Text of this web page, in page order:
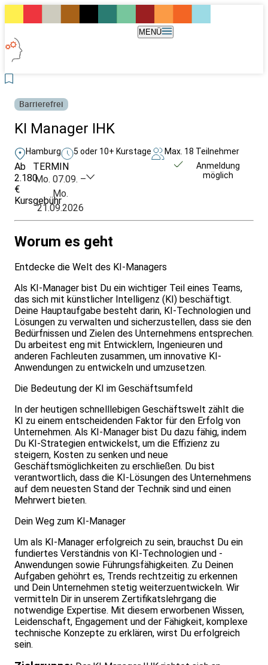
MENÜ
Barrierefrei
KI Manager IHK
Hamburg 5 oder 10+ Kurstage Max. 18 Teilnehmer
Ab
2.180
€
Kursgebühr
TERMIN
Mo. 07.09. –
Mo.
21.09.2026
Anmeldung
möglich
Worum es geht
Entdecke die Welt des KI-Managers
Als KI-Manager bist Du ein wichtiger Teil eines Teams,
das sich mit künstlicher Intelligenz (KI) beschäftigt.
Deine Hauptaufgabe besteht darin, KI-Technologien und
Lösungen zu verwalten und sicherzustellen, dass sie den
Bedürfnissen und Zielen des Unternehmens entsprechen.
Du arbeitest eng mit Entwicklern, Ingenieuren und
anderen Fachleuten zusammen, um innovative KI-
Anwendungen zu entwickeln und umzusetzen.
Die Bedeutung der KI im Geschäftsumfeld
In der heutigen schnelllebigen Geschäftswelt zählt die
KI zu einem entscheidenden Faktor für den Erfolg von
Unternehmen. Als KI-Manager bist Du dazu fähig, indem
Du KI-Strategien entwickelst, um die Effizienz zu
steigern, Kosten zu senken und neue
Geschäftsmöglichkeiten zu erschließen. Du bist
verantwortlich, dass die KI-Lösungen des Unternehmens
auf dem neuesten Stand der Technik sind und einen
Mehrwert bieten.
Dein Weg zum KI-Manager
Um als KI-Manager erfolgreich zu sein, brauchst Du ein
fundiertes Verständnis von KI-Technologien und -
Anwendungen sowie Führungsfähigkeiten. Zu Deinen
Aufgaben gehöhrt es, Trends rechtzeitig zu erkennen
und Dein Unternehmen stetig weiterzuentwickeln. Wir
vermitteln Dir in unserem Zertifikatslehrgang die
notwendige Expertise. Mit diesem erworbenen Wissen,
Leidenschaft, Engagement und der Fähigkeit, komplexe
technische Konzepte zu erklären, wirst Du erfolgreich
sein.